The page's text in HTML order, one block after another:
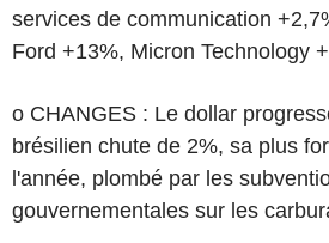
services de communication
Ford +13%, Micron Technology
o CHANGES : Le dollar
brésilien chute de 2%, sa plus
l'année, plombé par les
gouvernementales sur les